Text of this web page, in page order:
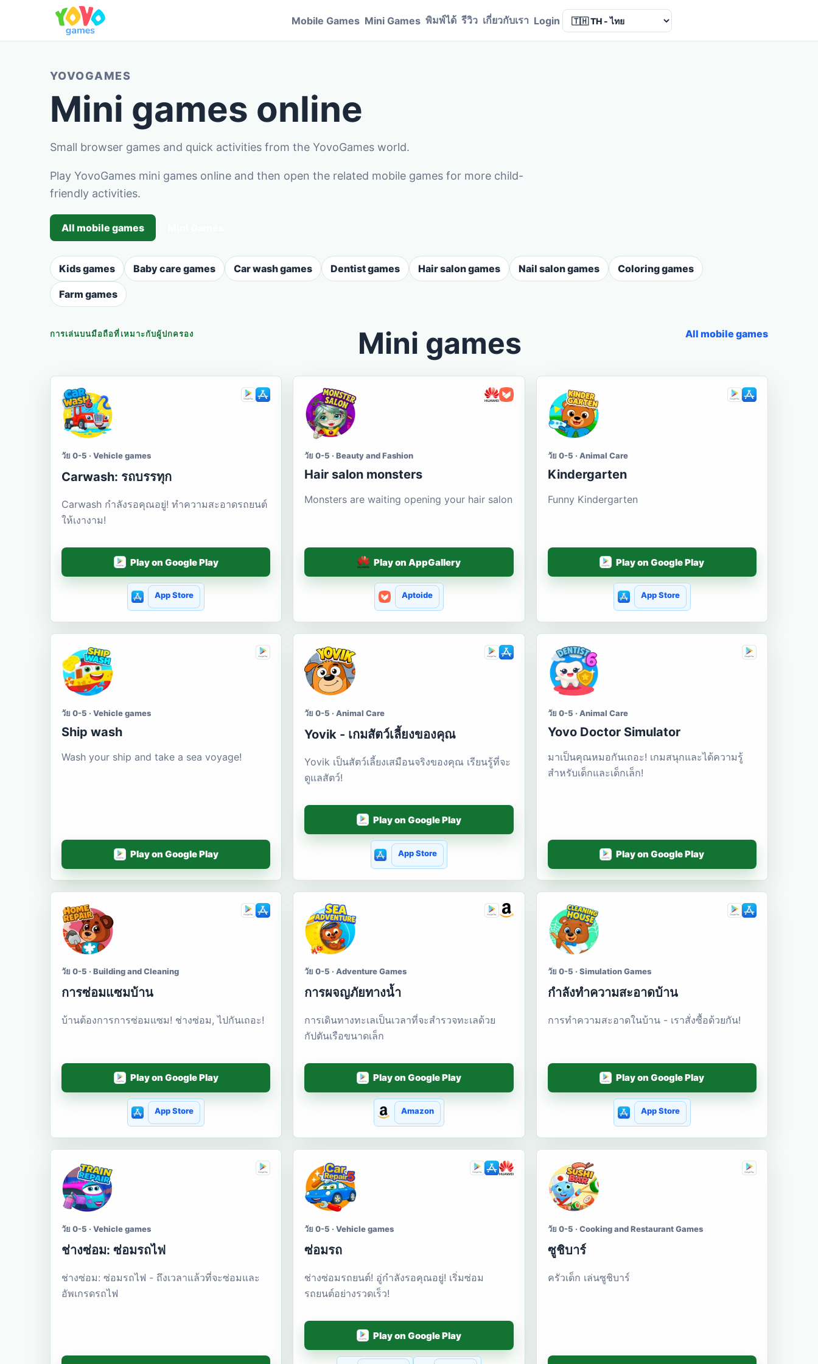
Mobile Games Mini Games พิมพ์ได้ รีวิว เกี่ยวกับเรา Login Language
YOVOGAMES
Mini games online
Small browser games and quick activities from the YovoGames world.
Play YovoGames mini games online and then open the related mobile games for more child-
friendly activities.
All mobile games
Kids games Baby care games Car wash games Dentist games Hair salon games Nail salon games Coloring games
Farm games
การเล่นบนมือถือที่เหมาะกับผู้ปกครอง Mini games All mobile games
วัย 0-5 · Vehicle games
Carwash: รถบรรทุก
Carwash กำลังรอคุณอยู่! ทำความสะอาดรถยนต์
ให้เงางาม!
Play on Google Play
App Store
วัย 0-5 · Beauty and Fashion
Hair salon monsters
Monsters are waiting opening your hair salon
Play on AppGallery
Aptoide
วัย 0-5 · Animal Care
Kindergarten
Funny Kindergarten
Play on Google Play
App Store
วัย 0-5 · Vehicle games
Ship wash
Wash your ship and take a sea voyage!
Play on Google Play
วัย 0-5 · Animal Care
Yovik - เกมสัตว์เลี้ยงของคุณ
Yovik เป็นสัตว์เลี้ยงเสมือนจริงของคุณ เรียนรู้ที่จะ
ดูแลสัตว์!
Play on Google Play
App Store
วัย 0-5 · Animal Care
Yovo Doctor Simulator
มาเป็นคุณหมอกันเถอะ! เกมสนุกและได้ความรู้
สำหรับเด็กและเด็กเล็ก!
Play on Google Play
วัย 0-5 · Building and Cleaning
การซ่อมแซมบ้าน
บ้านต้องการการซ่อมแซม! ช่างซ่อม, ไปกันเถอะ!
Play on Google Play
App Store
วัย 0-5 · Adventure Games
การผจญภัยทางน้ำ
การเดินทางทะเลเป็นเวลาที่จะสำรวจทะเลด้วย
กัปตันเรือขนาดเล็ก
Play on Google Play
Amazon
วัย 0-5 · Simulation Games
กำลังทำความสะอาดบ้าน
การทำความสะอาดในบ้าน - เราสั่งซื้อด้วยกัน!
Play on Google Play
App Store
วัย 0-5 · Vehicle games
ช่างซ่อม: ซ่อมรถไฟ
ช่างซ่อม: ซ่อมรถไฟ - ถึงเวลาแล้วที่จะซ่อมและ
อัพเกรดรถไฟ
วัย 0-5 · Vehicle games
ซ่อมรถ
ช่างซ่อมรถยนต์! อู่กำลังรอคุณอยู่! เริ่มซ่อม
รถยนต์อย่างรวดเร็ว!
Play on Google Play
วัย 0-5 · Cooking and Restaurant Games
ซูชิบาร์
ครัวเด็ก เล่นซูชิบาร์